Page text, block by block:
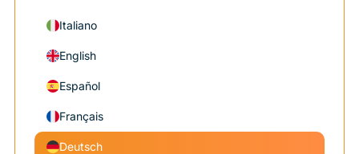
Italiano
English
Español
Français
Deutsch